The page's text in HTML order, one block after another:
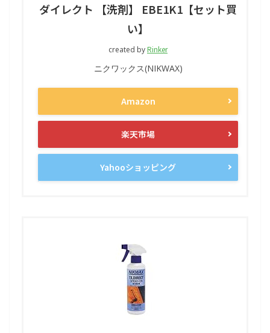
ダイレクト 【洗剤】 EBE1K1【セット買
い】
created byRinker
ニクワックス(NIKWAX)
Amazon
楽天市場
Yahooショッピング